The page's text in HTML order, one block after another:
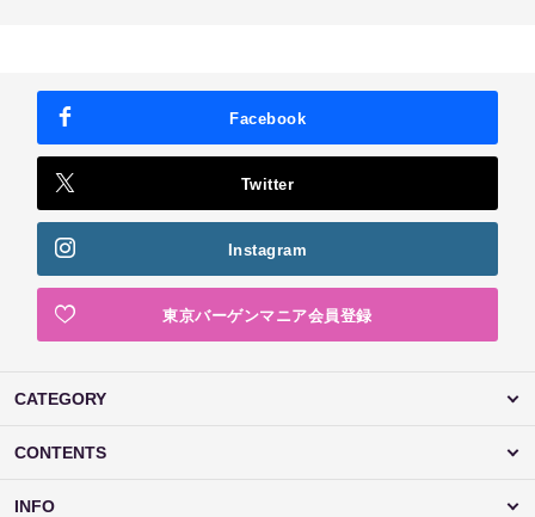
Facebook
Twitter
Instagram
東京バーゲンマニア会員登録
CATEGORY
CONTENTS
INFO